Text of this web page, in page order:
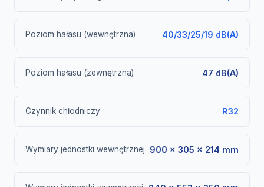
Poziom hałasu (wewnętrzna) 40/33/25/19 dB(A)
Poziom hałasu (zewnętrzna) 47 dB(A)
Czynnik chłodniczy R32
Wymiary jednostki wewnętrznej 900 × 305 × 214 mm